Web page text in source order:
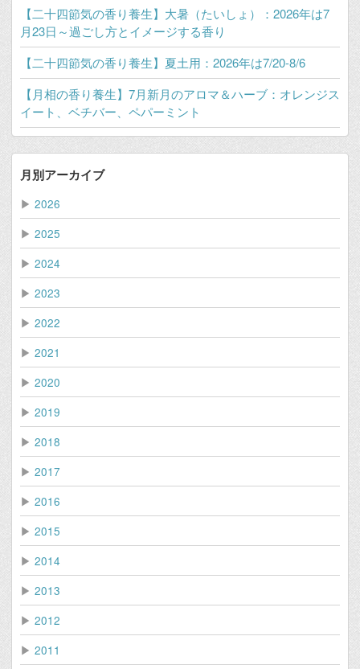
【二十四節気の香り養生】大暑（たいしょ）：2026年は7
月23日～過ごし方とイメージする香り
【二十四節気の香り養生】夏土用：2026年は7/20-8/6
【月相の香り養生】7月新月のアロマ＆ハーブ：オレンジス
イート、ベチバー、ペパーミント
月別アーカイブ
▶ 2026
▶ 2025
▶ 2024
▶ 2023
▶ 2022
▶ 2021
▶ 2020
▶ 2019
▶ 2018
▶ 2017
▶ 2016
▶ 2015
▶ 2014
▶ 2013
▶ 2012
▶ 2011